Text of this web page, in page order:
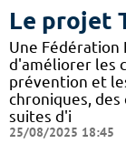
Le projet
Une
d'améliorer les
prévention et
chroniques,
suites d'i
25/08/2025 18:45